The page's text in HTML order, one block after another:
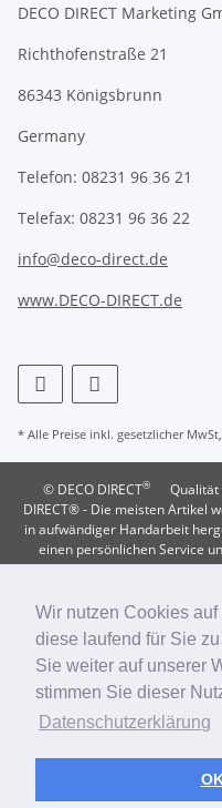
Wir nutzen Cookies
diese laufend für Sie
Sie weiter auf unserer
stimmen Sie dieser
Datenschutzerklärung
DECO DIRECT Marketing
Richthofenstraße 21
86343 Königsbrunn
Germany
Telefon: 08231 96 36 21
Telefax: 08231 96 36 22
info@deco-direct.de
www.DECO-DIRECT.de
* Alle Preise inkl. gesetzlicher
© DECO DIRECT®
Qualität
DIRECT® - Die meisten Artikel
in aufwändiger Handarbeit
einen persönlichen Service
Wünsche, Fragen